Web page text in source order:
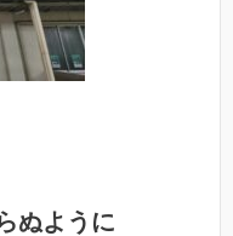
ぬように